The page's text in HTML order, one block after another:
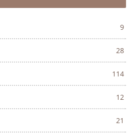
9
28
114
12
21